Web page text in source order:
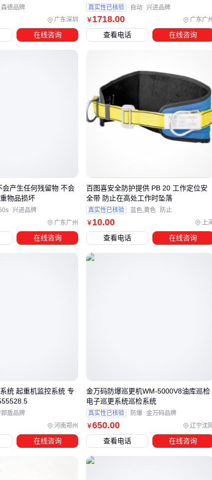
际使用中容易忽视的是 安装高度：激光雷达建议离地0.8-1.2
，正好覆盖成人腰部高度；毫米波雷达则需要根据探测角度
盲区范围。有些工厂安装后效果不理想，问题往往出在这
、不同作业环境应该匹配哪种防护子系统？
据现场条件可以组合四种方案：
优先选择带叉车防倾翻系统
的多功能配
巷道作业场景 需要强化侧向防护，推荐：
超声波+红外复合探头
非接触式防撞条
速度超过2m/s自动触发叉车超载报警器
系统维护容易被忽视的3个配套环节
多用户投入大量预算采购系统，却忽略了持续运行的保障措
激光雷达每6个月需要重新标定，毫米波雷
虽然免维护但需定期清洁表面
广东深圳
森德品牌
在线咨询
￥ 1718.00 广东广
真实性已核验 自动 兴进品牌
查看电话 在线咨询
广东广州
会产生任何残留物 不会
物品损坏
兴进品牌
在线咨询
￥ 10.00 上
百图喜安全防护提供 PB 20 工作定位安
全带 防止在高处工作时坠落
真实性已核验 蓝色,黄色 防止
查看电话 在线咨询
河南郑州
统 起重机监控系统 专
盾品牌
在线咨询
￥650.00 辽宁沈
金万码防爆巡更机WM-5000V8油库巡检
电子巡更系统巡检系统
真实性已核验 防爆 金万码品牌
查看电话 在线咨询